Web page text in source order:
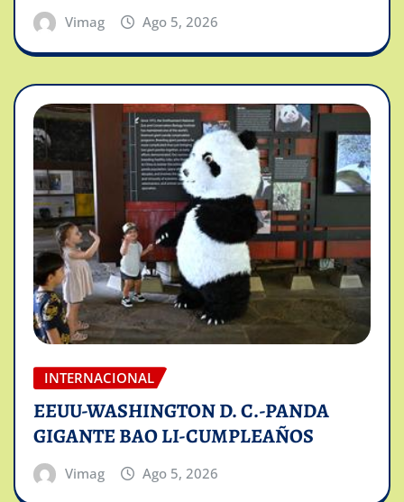
Vimag Ago 5, 2026
INTERNACIONAL
EEUU-WASHINGTON D. C.-PANDA
GIGANTE BAO LI-CUMPLEAÑOS
Vimag Ago 5, 2026